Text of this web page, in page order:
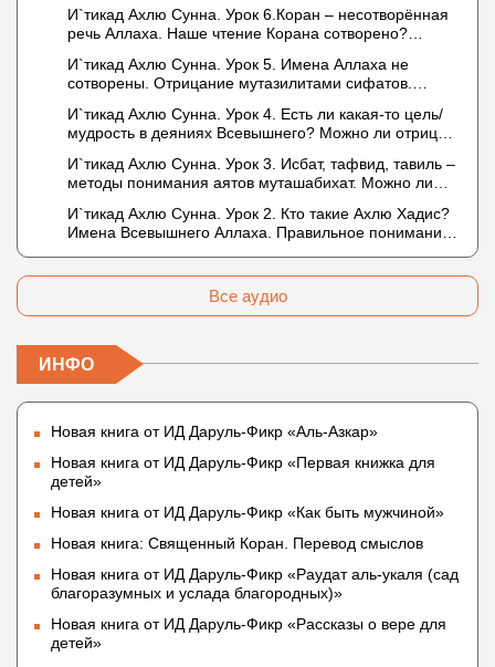
описывается физическим движением?
И`тикад Ахлю Сунна. Урок 6.Коран – несотворённая
речь Аллаха. Наше чтение Корана сотворено?
И`тикад Ахлю Сунна. Урок 5. Имена Аллаха не
сотворены. Отрицание мутазилитами сифатов.
И`тикад Ахлю Сунна. Урок 4. Есть ли какая-то цель/
мудрость в деяниях Всевышнего? Можно ли отрицать
не пришло в Коране и Сунне? Концепция ибн
Таймийи
И`тикад Ахлю Сунна. Урок 3. Исбат, тафвид, тавиль –
методы понимания аятов муташабихат. Можно ли
Что означает утверждение сифата «биля кейфа»
(без образа)?
И`тикад Ахлю Сунна. Урок 2. Кто такие Ахлю Хадис?
Имена Всевышнего Аллаха. Правильное понимание
Все аудио
ИНФО
Новая книга от ИД Даруль-Фикр «Аль-Азкар»
Новая книга от ИД Даруль-Фикр «Первая книжка для
детей»
Новая книга от ИД Даруль-Фикр «Как быть мужчиной»
Новая книга: Священный Коран. Перевод смыслов
Новая книга от ИД Даруль-Фикр «Раудат аль-укаля (cад
благоразумных и услада благородных)»
Новая книга от ИД Даруль-Фикр «Рассказы о вере для
детей»